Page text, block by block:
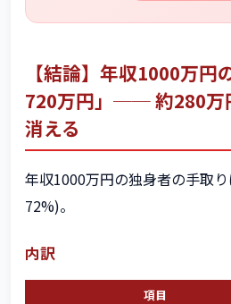
【結論】年収1000万円
720万円」── 約280万
消える
年収1000万円の独身者の手取
72%)。
内訳
項目